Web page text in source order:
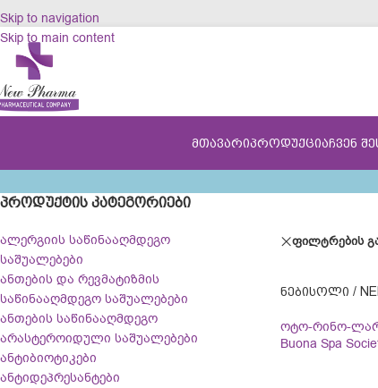
Skip to navigation
Skip to main content
ᲛᲗᲐᲕᲐᲠᲘᲞᲠᲝᲓᲣᲥᲪᲘᲐᲩᲕᲔᲜ
ᲞᲠᲝᲓᲣᲥᲢᲘᲡ ᲙᲐᲢᲔᲒᲝᲠᲘᲔᲑᲘ
ალერგიის საწინააღმდეგო
საშუალებები
ანთების და რევმატიზმის
საწინააღმდეგო საშუალებები
ანთების საწინააღმდეგო
არასტეროიდული საშუალებები
ანტიბიოტიკები
ანტიდეპრესანტები
ფილტრების
ᲜᲔᲑᲘᲡᲝᲚᲘ /
ოტო-რინო-
Buona Spa